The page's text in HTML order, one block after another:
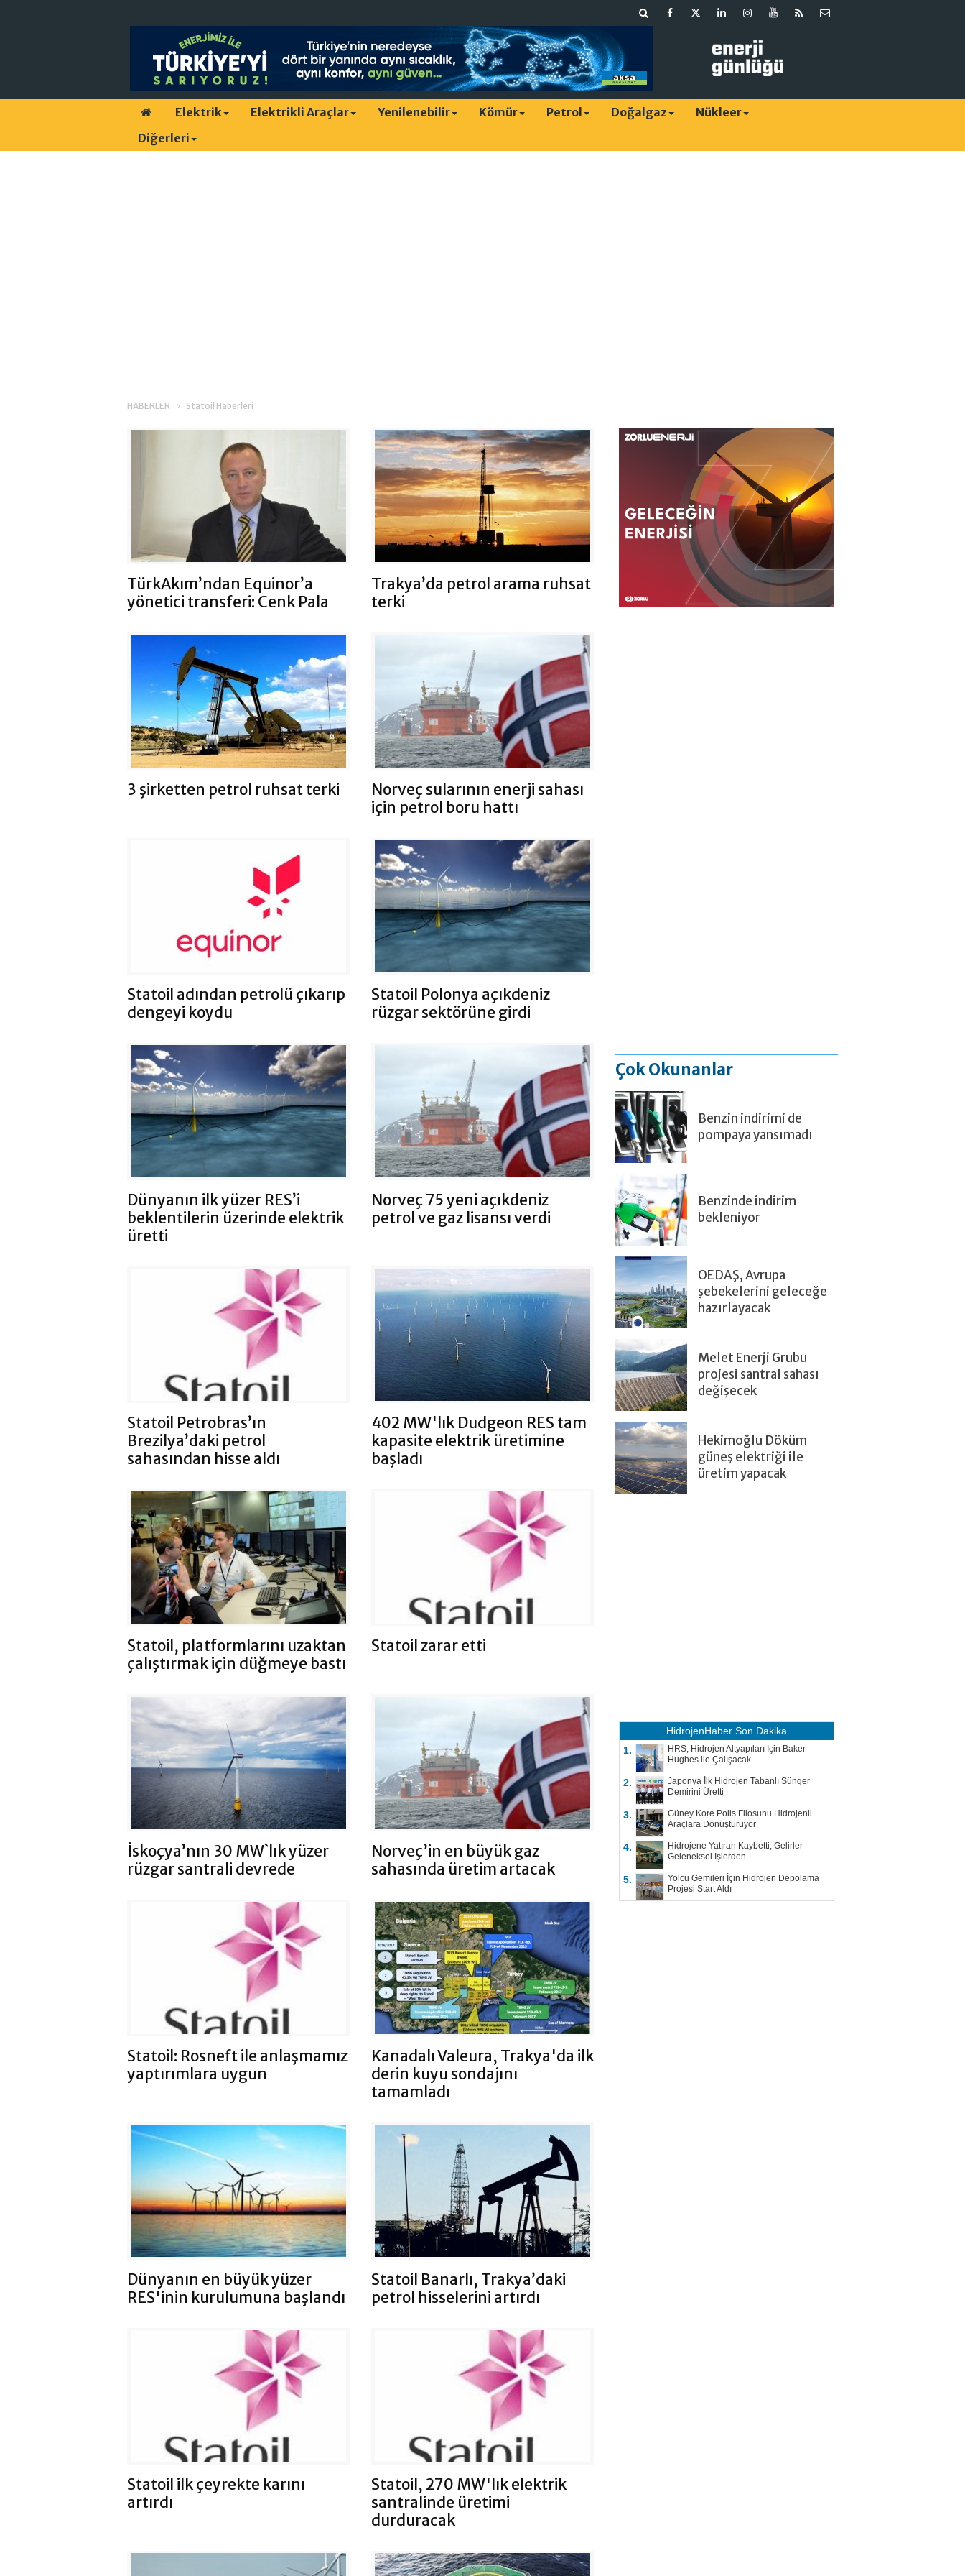
Elektrik Elektrikli Araçlar Yenilenebilir Kömür Petrol Doğalgaz
Nükleer
Diğerleri
HABERLER Statoil Haberleri
TürkAkım’ndan Equinor’a
yönetici transferi: Cenk Pala
Trakya’da petrol arama ruhsat
terki
3 şirketten petrol ruhsat terki
Norveç sularının enerji sahası
için petrol boru hattı
Statoil adından petrolü çıkarıp
dengeyi koydu
Statoil Polonya açıkdeniz
rüzgar sektörüne girdi
Dünyanın ilk yüzer RES’i
beklentilerin üzerinde elektrik
üretti
Norveç 75 yeni açıkdeniz
petrol ve gaz lisansı verdi
Statoil Petrobras’ın
Brezilya’daki petrol
sahasından hisse aldı
402 MW'lık Dudgeon RES tam
kapasite elektrik üretimine
başladı
Statoil, platformlarını uzaktan
çalıştırmak için düğmeye bastı
Statoil zarar etti
İskoçya’nın 30 MW`lık yüzer
rüzgar santrali devrede
Norveç’in en büyük gaz
sahasında üretim artacak
Statoil: Rosneft ile anlaşmamız
yaptırımlara uygun
Kanadalı Valeura, Trakya'da ilk
derin kuyu sondajını
tamamladı
Dünyanın en büyük yüzer
RES'inin kurulumuna başlandı
Statoil Banarlı, Trakya’daki
petrol hisselerini artırdı
Statoil ilk çeyrekte karını
artırdı
Statoil, 270 MW'lık elektrik
santralinde üretimi
durduracak
Çok Okunanlar
Benzin indirimi de
pompaya yansımadı
Benzinde indirim
bekleniyor
OEDAŞ, Avrupa
şebekelerini geleceğe
hazırlayacak
Melet Enerji Grubu
projesi santral sahası
değişecek
Hekimoğlu Döküm
güneş elektriği ile
üretim yapacak
HidrojenHaber Son Dakika
1.
HRS, Hidrojen Altyapıları İçin Baker
Hughes ile Çalışacak
2.
Japonya İlk Hidrojen Tabanlı Sünger
Demirini Üretti
3.
Güney Kore Polis Filosunu Hidrojenli
Araçlara Dönüştürüyor
4.
Hidrojene Yatıran Kaybetti, Gelirler
Geleneksel İşlerden
5.
Yolcu Gemileri İçin Hidrojen Depolama
Projesi Start Aldı